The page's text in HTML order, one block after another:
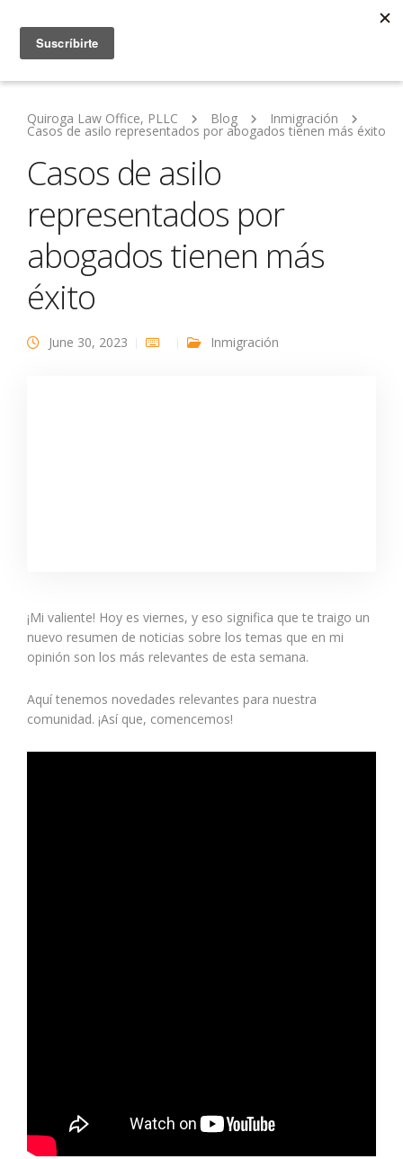
Quiroga Law Office, PLLC Blog Inmigración
Casos de asilo representados por abogados tienen más éxito
Casos de asilo
representados por
abogados tienen más
éxito
June 30, 2023 Inmigración
¡Mi valiente! Hoy es viernes, y eso significa que te traigo un
nuevo resumen de noticias sobre los temas que en mi
opinión son los más relevantes de esta semana.
Aquí tenemos novedades relevantes para nuestra
comunidad. ¡Así que, comencemos!